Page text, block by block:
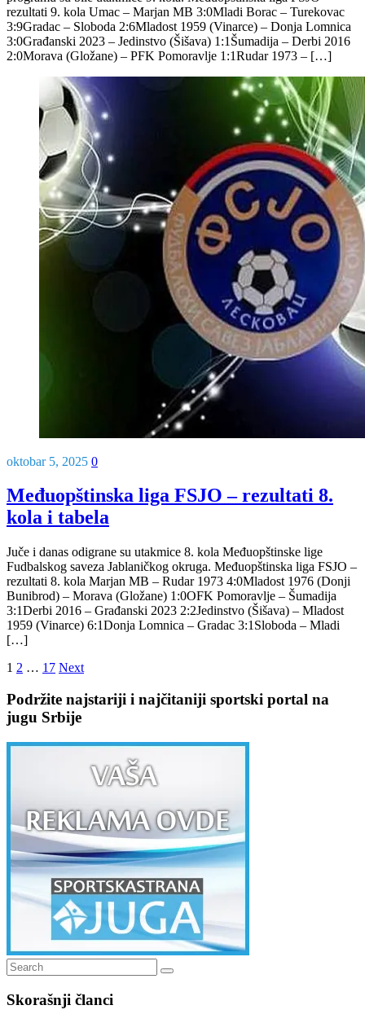
rezultati 9. kola Umac – Marjan MB 3:0Mladi Borac – Turekovac
3:9Gradac – Sloboda 2:6Mladost 1959 (Vinarce) – Donja Lomnica
3:0Građanski 2023 – Jedinstvo (Šišava) 1:1Šumadija – Derbi 2016
2:0Morava (Gložane) – PFK Pomoravlje 1:1Rudar 1973 – […]
oktobar 5, 2025 0
Međuopštinska liga FSJO – rezultati 8.
kola i tabela
Juče i danas odigrane su utakmice 8. kola Međuopštinske lige
Fudbalskog saveza Jablaničkog okruga. Međuopštinska liga FSJO –
rezultati 8. kola Marjan MB – Rudar 1973 4:0Mladost 1976 (Donji
Bunibrod) – Morava (Gložane) 1:0OFK Pomoravlje – Šumadija
3:1Derbi 2016 – Građanski 2023 2:2Jedinstvo (Šišava) – Mladost
1959 (Vinarce) 6:1Donja Lomnica – Gradac 3:1Sloboda – Mladi
[…]
Posts
navigation
1 2 … 17 Next
Podržite najstariji i najčitaniji sportski portal na
jugu Srbije
Search
for:
Search
Skorašnji članci